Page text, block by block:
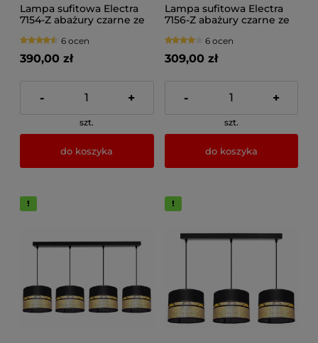
Lampa sufitowa Electra
7154-Z abażury czarne ze
6 ocen
390,00 zł
- +
szt.
do koszyka
Lampa sufitowa Electra
7156-Z abażury czarne ze
6 ocen
309,00 zł
- +
szt.
do koszyka